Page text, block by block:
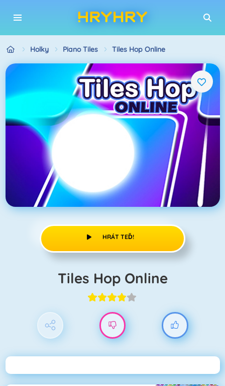
Holky Piano Tiles Tiles Hop Online
HRÁT TEĎ!
Tiles Hop Online